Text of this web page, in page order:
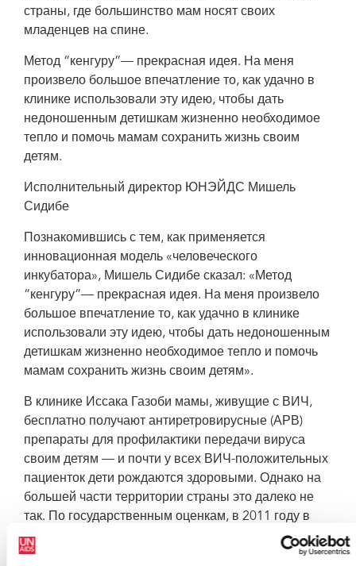
страны, где большинство мам носят своих
младенцев на спине.
Метод “кенгуру”— прекрасная идея. На меня
произвело большое впечатление то, как удачно в
клинике использовали эту идею, чтобы дать
недоношенным детишкам жизненно необходимое
тепло и помочь мамам сохранить жизнь своим
детям.
Исполнительный директор ЮНЭЙДС Мишель
Сидибе
Познакомившись с тем, как применяется
инновационная модель «человеческого
инкубатора», Мишель Сидибе сказал: «Метод
“кенгуру”— прекрасная идея. На меня произвело
большое впечатление то, как удачно в клинике
использовали эту идею, чтобы дать недоношенным
детишкам жизненно необходимое тепло и помочь
мамам сохранить жизнь своим детям».
В клинике Иссака Газоби мамы, живущие с ВИЧ,
бесплатно получают антиретровирусные (АРВ)
препараты для профилактики передачи вируса
своим детям — и почти у всех ВИЧ-положительных
пациенток дети рождаются здоровыми. Однако на
большей части территории страны это далеко не
так. По государственным оценкам, в 2011 году в
Нигере обследование на ВИЧ-инфекцию
проходили менее 65 % беременных женщин и